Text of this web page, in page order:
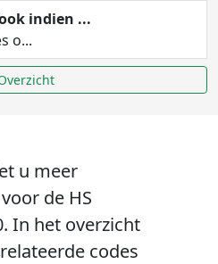
indien ...
o...
u meer
de HS
In het overzicht
codes